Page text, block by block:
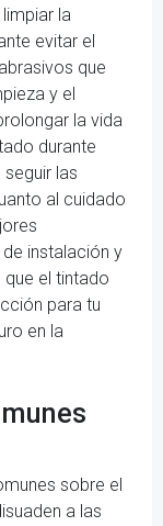
la
evitar el
que
y el
la vida
durante
las
al cuidado
instalación y
el tintado
para tu
en la
sobre el
a las